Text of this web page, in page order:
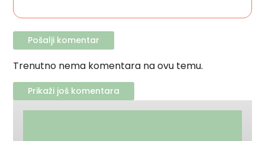
Trenutno nema komentara na ovu temu.
Prikaži još komentara